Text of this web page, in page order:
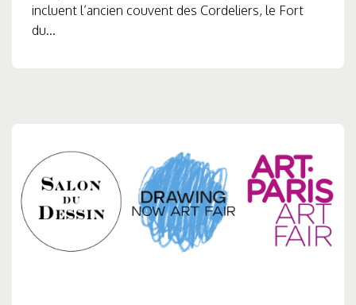
incluent l’ancien couvent des Cordeliers, le Fort
du...